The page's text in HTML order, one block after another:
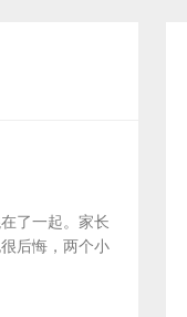
了一起。家长
后悔，两个小